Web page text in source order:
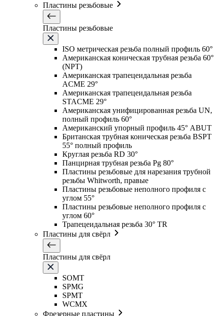
Пластины резьбовые
Пластины резьбовые
ISO метрическая резьба полный профиль 60°
Американская коническая трубная резьба 60°
(NPT)
Американская трапецеидальная резьба
ACME 29°
Американская трапецеидальная резьба
STACME 29°
Американская унифицированная резьба UN,
полный профиль 60°
Американский упорный профиль 45° ABUT
Британская трубная коническая резьба BSPT
55° полный профиль
Круглая резьба RD 30°
Панцирная трубная резьба Pg 80°
Пластины резьбовые для нарезания трубной
резьбы Whitworth, правые
Пластины резьбовые неполного профиля с
углом 55°
Пластины резьбовые неполного профиля с
углом 60°
Трапецеидальная резьба 30° TR
Пластины для свёрл
Пластины для свёрл
SOMT
SPMG
SPMT
WCMX
Фрезерные пластины